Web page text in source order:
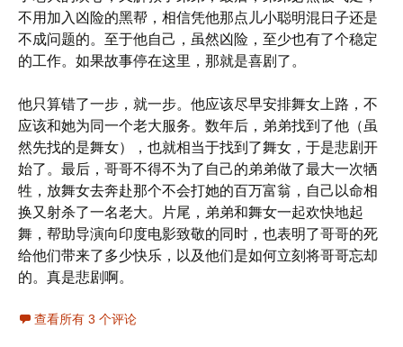
不用加入凶险的黑帮，相信凭他那点儿小聪明混日子还是
不成问题的。至于他自己，虽然凶险，至少也有了个稳定
的工作。如果故事停在这里，那就是喜剧了。
他只算错了一步，就一步。他应该尽早安排舞女上路，不
应该和她为同一个老大服务。数年后，弟弟找到了他（虽
然先找的是舞女），也就相当于找到了舞女，于是悲剧开
始了。最后，哥哥不得不为了自己的弟弟做了最大一次牺
牲，放舞女去奔赴那个不会打她的百万富翁，自己以命相
换又射杀了一名老大。片尾，弟弟和舞女一起欢快地起
舞，帮助导演向印度电影致敬的同时，也表明了哥哥的死
给他们带来了多少快乐，以及他们是如何立刻将哥哥忘却
的。真是悲剧啊。
查看所有 3 个评论